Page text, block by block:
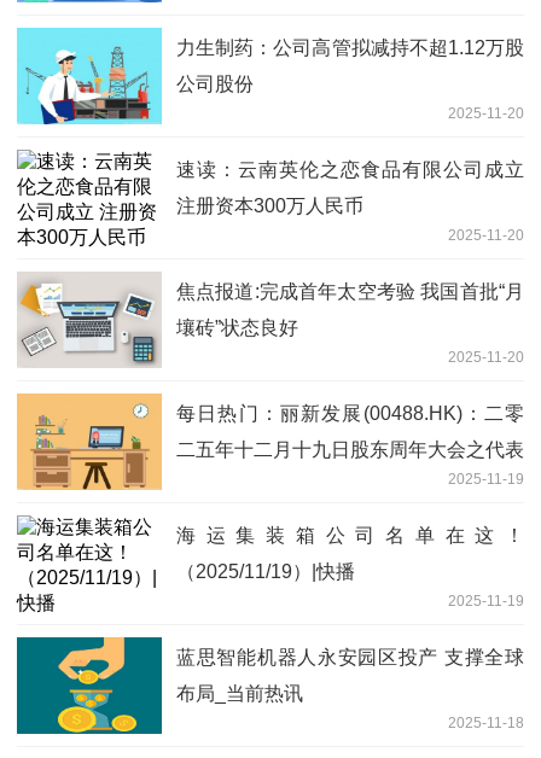
力生制药：公司高管拟减持不超1.12万股
公司股份
2025-11-20
速读：云南英伦之恋食品有限公司成立
注册资本300万人民币
2025-11-20
焦点报道:完成首年太空考验 我国首批“月
壤砖”状态良好
2025-11-20
每日热门：丽新发展(00488.HK)：二零
二五年十二月十九日股东周年大会之代表
2025-11-19
海运集装箱公司名单在这！
（2025/11/19）|快播
2025-11-19
蓝思智能机器人永安园区投产 支撑全球
布局_当前热讯
2025-11-18